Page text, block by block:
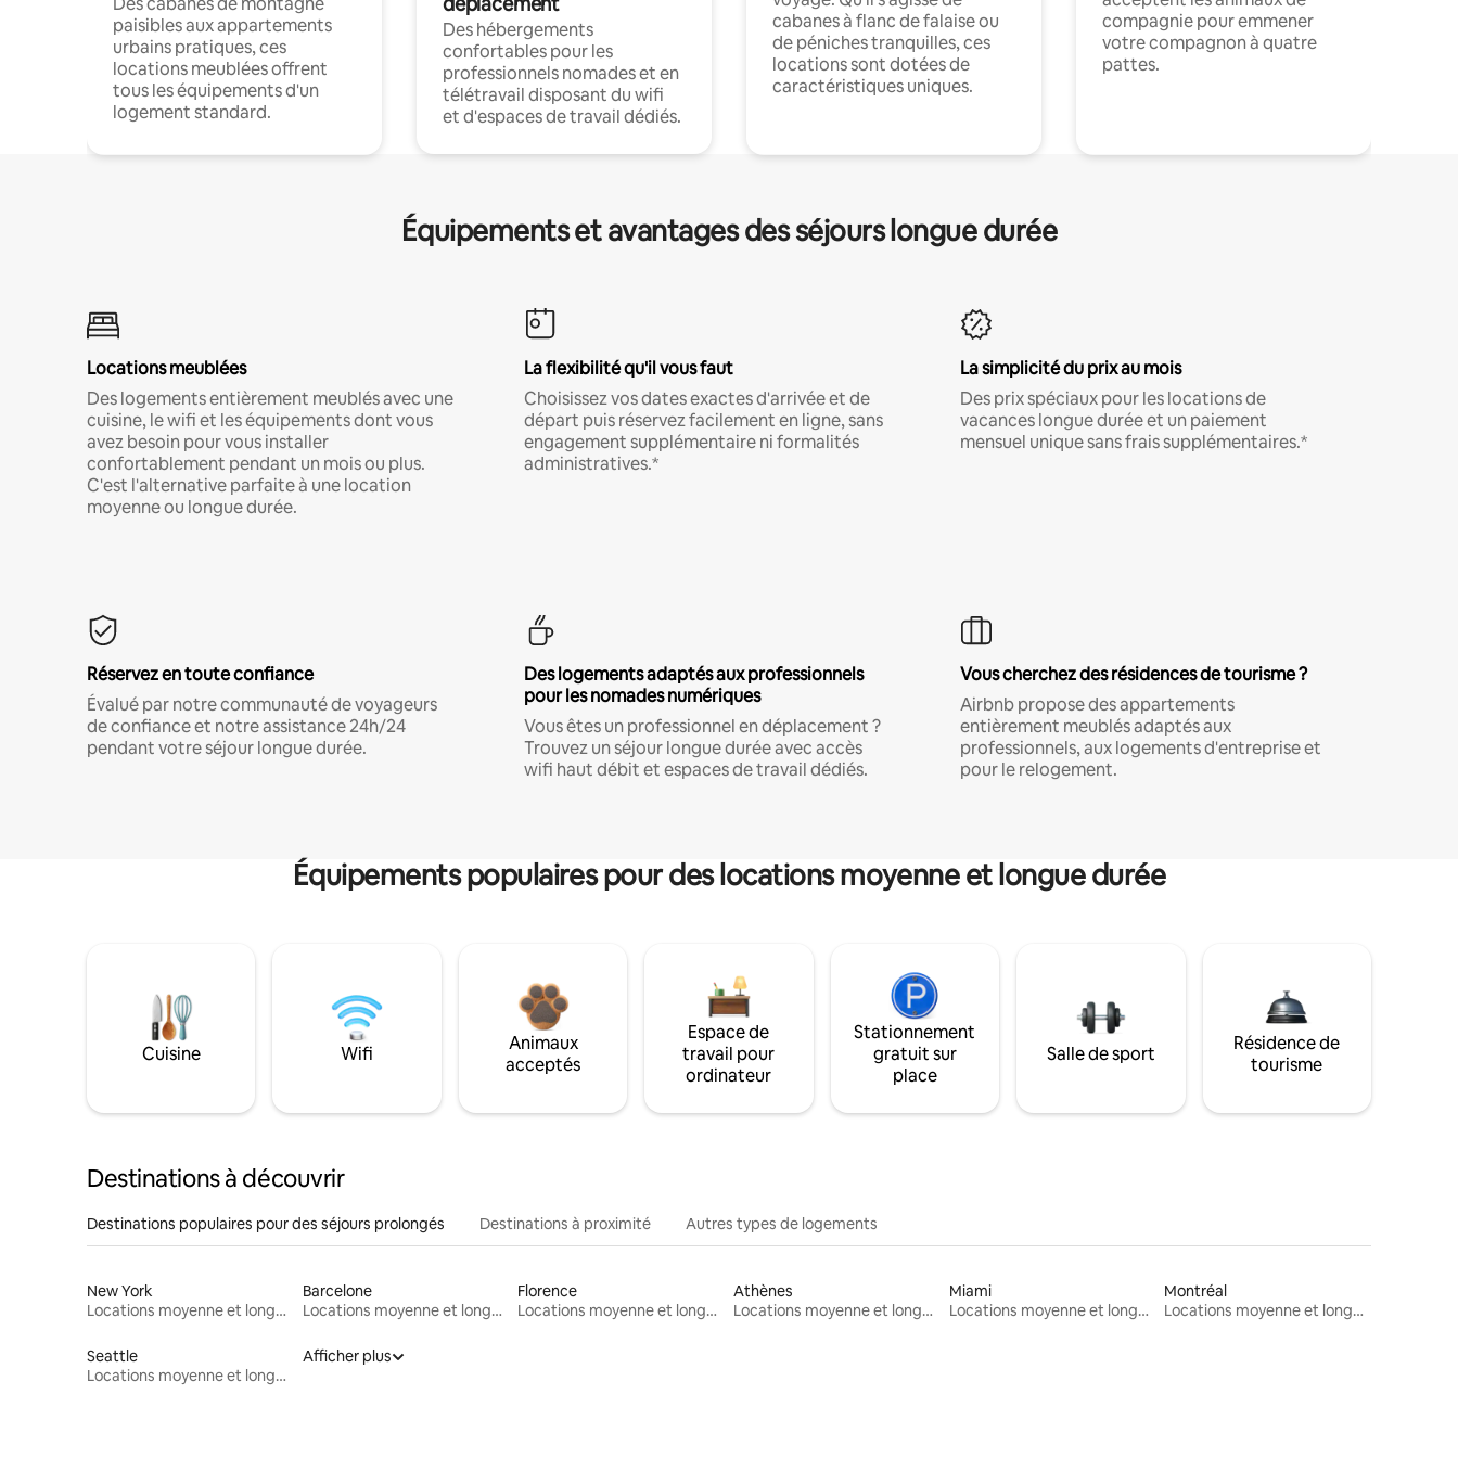
paisibles aux appartements
urbains pratiques, ces
locations meublées offrent
tous les équipements d'un
logement standard.
Des hébergements
confortables pour les
professionnels nomades et en
télétravail disposant du wifi
et d'espaces de travail dédiés.
cabanes à flanc de falaise ou
de péniches tranquilles, ces
locations sont dotées de
caractéristiques uniques.
compagnie pour emmener
votre compagnon à quatre
pattes.
Équipements et avantages des séjours longue durée
Locations meublées
Des logements entièrement meublés avec une
cuisine, le wifi et les équipements dont vous
avez besoin pour vous installer
confortablement pendant un mois ou plus.
C'est l'alternative parfaite à une location
moyenne ou longue durée.
La flexibilité qu'il vous faut
Choisissez vos dates exactes d'arrivée et de
départ puis réservez facilement en ligne, sans
engagement supplémentaire ni formalités
administratives.*
La simplicité du prix au mois
Des prix spéciaux pour les locations de
vacances longue durée et un paiement
mensuel unique sans frais supplémentaires.*
Réservez en toute confiance
Évalué par notre communauté de voyageurs
de confiance et notre assistance 24h/24
pendant votre séjour longue durée.
Des logements adaptés aux professionnels
pour les nomades numériques
Vous êtes un professionnel en déplacement ?
Trouvez un séjour longue durée avec accès
wifi haut débit et espaces de travail dédiés.
Vous cherchez des résidences de tourisme ?
Airbnb propose des appartements
entièrement meublés adaptés aux
professionnels, aux logements d'entreprise et
pour le relogement.
Équipements populaires pour des locations moyenne et longue durée
Cuisine Wifi
Animaux
acceptés
Espace de
travail pour
ordinateur
Stationnement
gratuit sur
place
Salle de sport
Résidence de
tourisme
Destinations à découvrir
Destinations populaires pour des séjours prolongés Destinations à proximité Autres types de logements
New York
Locations moyenne et longue durée
Barcelone
Locations moyenne et longue durée
Florence
Locations moyenne et longue durée
Athènes
Locations moyenne et longue durée
Miami
Locations moyenne et longue durée
Montréal
Locations moyenne et longue durée
Seattle
Locations moyenne et longue durée
Afficher plus